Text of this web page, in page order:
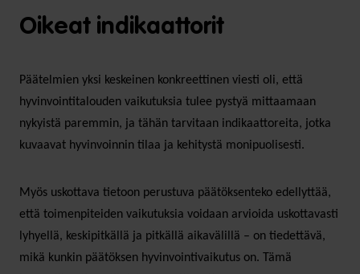
Oikeat indikaattorit
Päätelmien yksi keskeinen konkreettinen viesti oli, että
hyvinvointitalouden vaikutuksia tulee pystyä mittaamaan
nykyistä paremmin, ja tähän tarvitaan indikaattoreita, jotka
kuvaavat hyvinvoinnin tilaa ja kehitystä monipuolisesti.
Myös uskottava tietoon perustuva päätöksenteko edellyttää,
että toimenpiteiden vaikutuksia voidaan arvioida uskottavasti
lyhyellä, keskipitkällä ja pitkällä aikavälillä – on tiedettävä,
mikä kunkin päätöksen hyvinvointivaikutus on. Tämä